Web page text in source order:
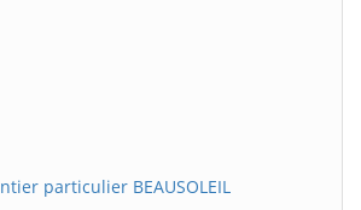
particulier BEAUSOLEIL